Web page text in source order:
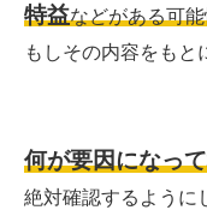
特益などがある可
もしその内容をもと
何が要因になっ
絶対確認するように